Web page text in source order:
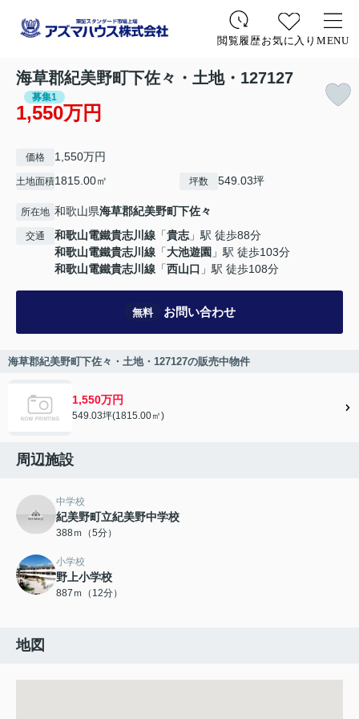
閲覧履歴お気に入り MENU
海草郡紀美野町下佐々・土地・127127
募集1
1,550万円
価格 1,550万円
土地面積1815.00㎡ 坪数 549.03坪
所在地 和歌山県海草郡紀美野町下佐々
交通 和歌山電鐵貴志川線 「貴志 」駅 徒歩88分
和歌山電鐵貴志川線 「大池遊園 」駅 徒歩103分
和歌山電鐵貴志川線 「西山口 」駅 徒歩108分
無料 お問い合わせ
海草郡紀美野町下佐々・土地・127127の販売中物件
1,550万円
549.03坪(1815.00㎡)
周辺施設
中学校
紀美野町立紀美野中学校
388ｍ（5分）
小学校
野上小学校
887ｍ（12分）
地図